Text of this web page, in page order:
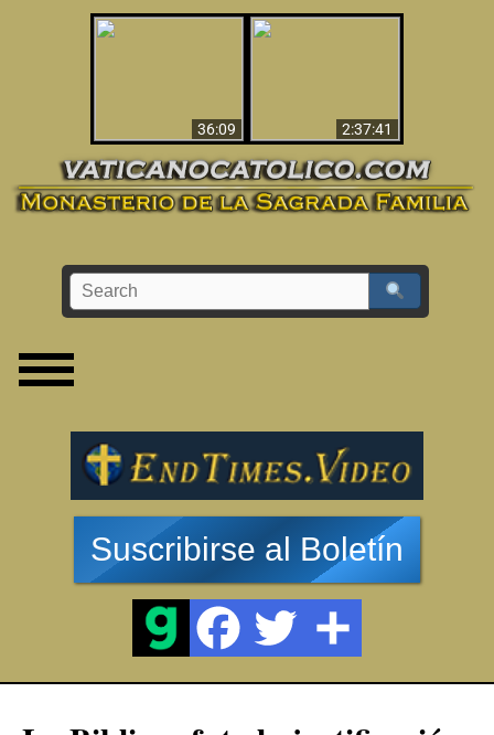
36:09
2:37:41
Suscribirse al Boletín